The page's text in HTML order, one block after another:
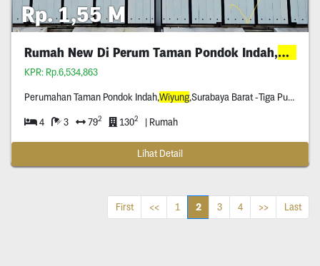
Rp. 1,55 M
Rumah New Di Perum Taman Pondok Indah,
Wiyung
KPR: Rp.6,534,863
Perumahan Taman Pondok Indah,Wiyung,Surabaya Barat -Tiga Puluh Meter Dari Raya
4 3 792 1302 | Rumah
Lihat Detail
First << 1 2 3 4 >> Last